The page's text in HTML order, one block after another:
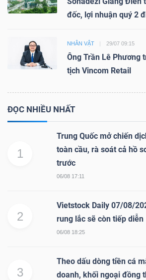
đốc, lợi nhuận quý 2
NHÂN VẬT 29/07 09:15
Ông Trần Lê Phương
tịch Vincom Retail
ĐỌC NHIỀU NHẤT
1
Trung Quốc mở chiến
toàn cầu, rà soát cả hồ
trước
06/08 17:11
2
Vietstock Daily 07/08/
rung lắc sẽ còn tiếp diễn
06/08 18:25
3
Theo dấu dòng tiền cá
doanh, khối ngoại đồng